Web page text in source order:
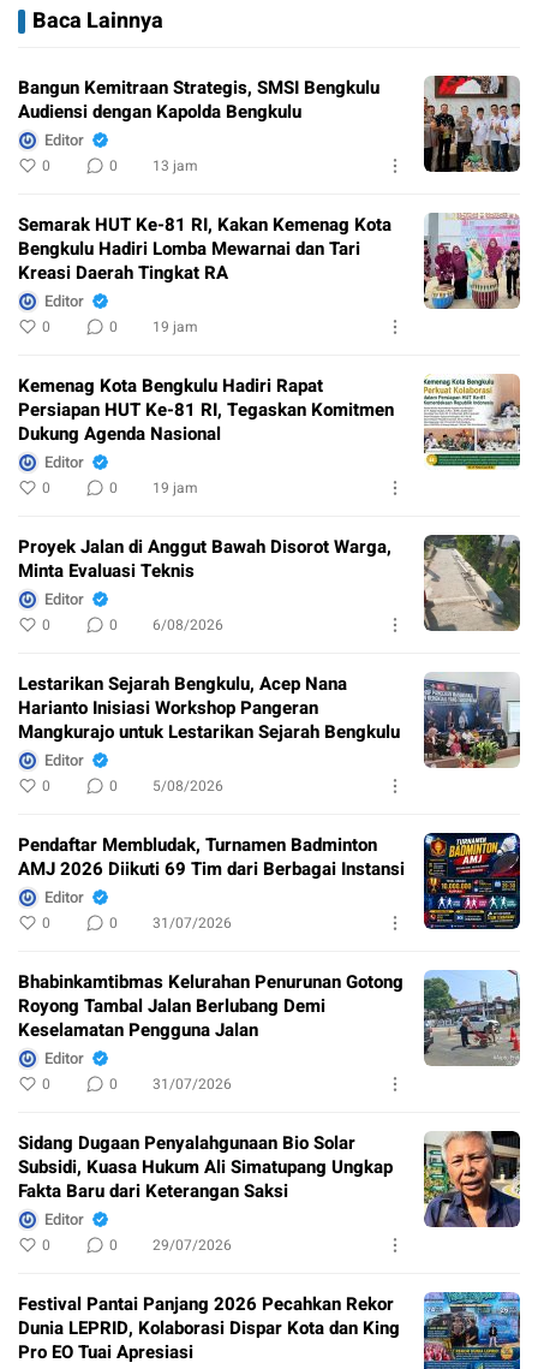
Baca Lainnya
Bangun Kemitraan Strategis, SMSI Bengkulu
Audiensi dengan Kapolda Bengkulu
Editor
0 0 13 jam
Semarak HUT Ke-81 RI, Kakan Kemenag Kota
Bengkulu Hadiri Lomba Mewarnai dan Tari
Kreasi Daerah Tingkat RA
Editor
0 0 19 jam
Kemenag Kota Bengkulu Hadiri Rapat
Persiapan HUT Ke-81 RI, Tegaskan Komitmen
Dukung Agenda Nasional
Editor
0 0 19 jam
Proyek Jalan di Anggut Bawah Disorot Warga,
Minta Evaluasi Teknis
Editor
0 0 6/08/2026
Lestarikan Sejarah Bengkulu, Acep Nana
Harianto Inisiasi Workshop Pangeran
Mangkurajo untuk Lestarikan Sejarah Bengkulu
Editor
0 0 5/08/2026
Pendaftar Membludak, Turnamen Badminton
AMJ 2026 Diikuti 69 Tim dari Berbagai Instansi
Editor
0 0 31/07/2026
Bhabinkamtibmas Kelurahan Penurunan Gotong
Royong Tambal Jalan Berlubang Demi
Keselamatan Pengguna Jalan
Editor
0 0 31/07/2026
Sidang Dugaan Penyalahgunaan Bio Solar
Subsidi, Kuasa Hukum Ali Simatupang Ungkap
Fakta Baru dari Keterangan Saksi
Editor
0 0 29/07/2026
Festival Pantai Panjang 2026 Pecahkan Rekor
Dunia LEPRID, Kolaborasi Dispar Kota dan King
Pro EO Tuai Apresiasi